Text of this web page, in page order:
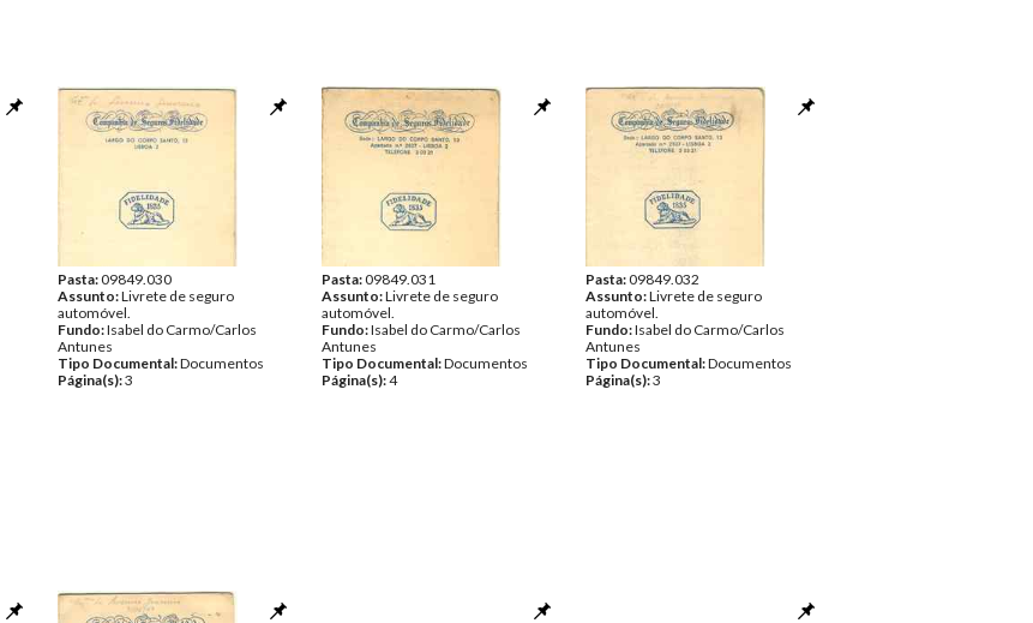
Pasta:09849.030
Assunto:Livrete de seguro
automóvel.
Fundo:Isabel do Carmo/Carlos
Antunes
Tipo Documental:Documentos
Página(s):3
Pasta:09849.031
Assunto:Livrete de seguro
automóvel.
Fundo:Isabel do Carmo/Carlos
Antunes
Tipo Documental:Documentos
Página(s):4
Pasta:09849.032
Assunto:Livrete de seguro
automóvel.
Fundo:Isabel do Carmo/Carlos
Antunes
Tipo Documental:Documentos
Página(s):3